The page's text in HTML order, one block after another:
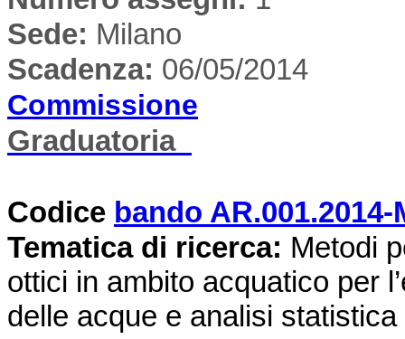
Sede: Milano
Scadenza: 06/05/2014
Commissione
Graduatoria
Codice bando
Tematica di ricerca: Metodi
ottici in ambito acquatico per
delle acque e analisi